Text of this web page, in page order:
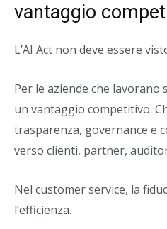
vantaggio
L’AI Act non deve essere
Per le aziende che
un vantaggio competitivo.
trasparenza, governance e
verso clienti, partner,
Nel customer service, la
l’efficienza.